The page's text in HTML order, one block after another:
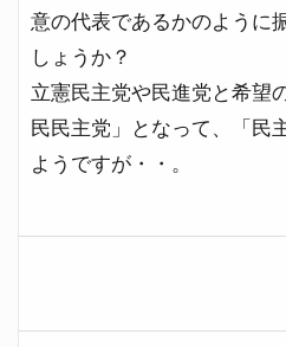
意の代表であるかのように
しょうか？
立憲民主党や民進党と希望
民民主党」となって、「民
ようですが・・。